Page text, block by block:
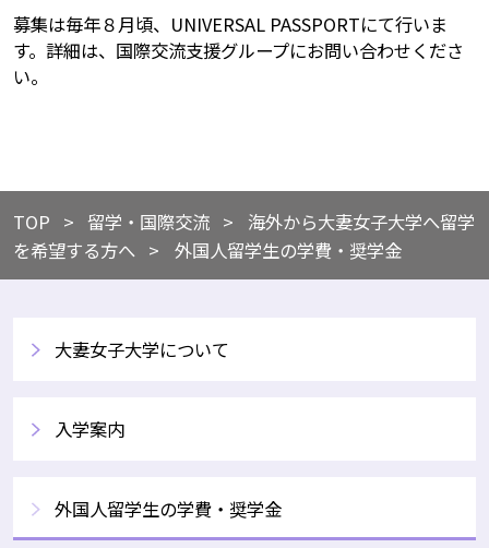
募集は毎年８月頃、UNIVERSAL PASSPORTにて行いま
す。詳細は、国際交流支援グループにお問い合わせくださ
い。
TOP ​​留学・国際交流
​海外から大妻女子大学へ留学
を希望する方へ
外国人留学生の学費・奨学金
大妻女子大学について
入学案内
外国人留学生の学費・奨学金